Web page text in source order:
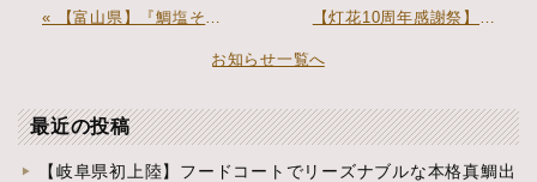
お知らせ一覧へ
最近の投稿
【岐阜県初上陸】フードコートでリーズナブルな本格真鯛出